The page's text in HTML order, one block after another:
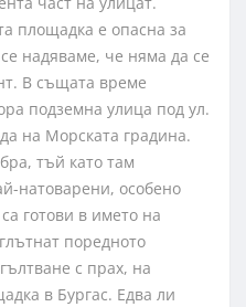
площадка е опасна за
надяваме, че няма да се
В същата време
подземна улица под ул.
на Морската градина.
тъй като там
натоварени, особено
готови в името на
поредното
с прах, на
в Бургас. Едва ли